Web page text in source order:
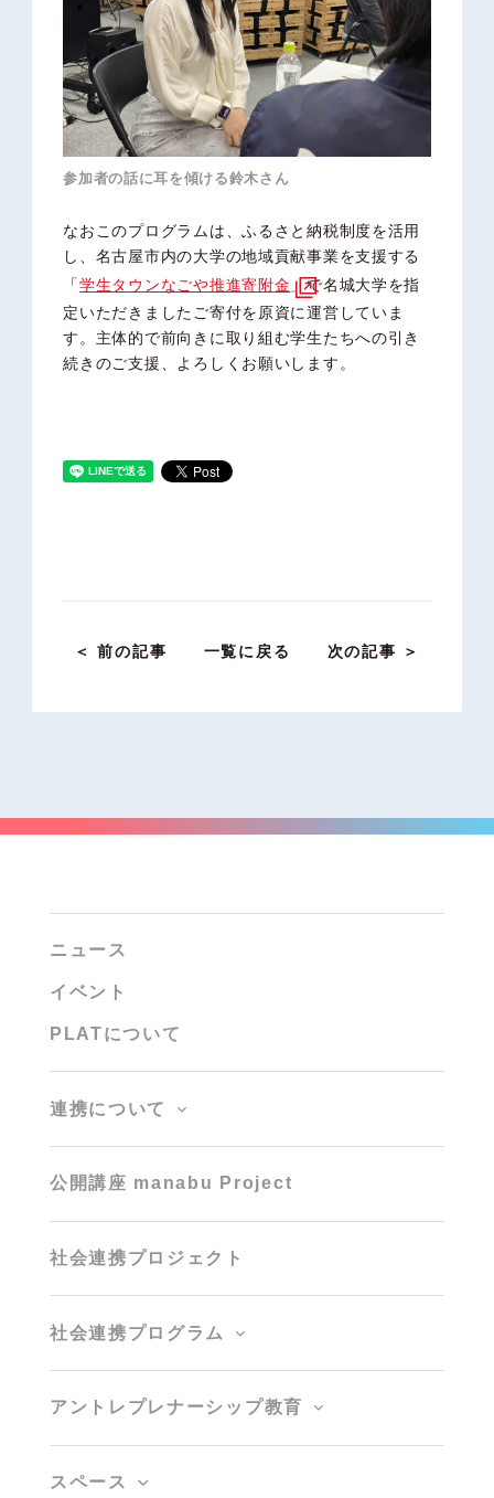
参加者の話に耳を傾ける鈴木さん
なおこのプログラムは、ふるさと納税制度を活用
し、名古屋市内の大学の地域貢献事業を支援する
「学生タウンなごや推進寄附金 」で名城大学を指
定いただきましたご寄付を原資に運営していま
す。主体的で前向きに取り組む学生たちへの引き
続きのご支援、よろしくお願いします。
＜ 前の記事 一覧に戻る 次の記事 ＞
ニュース
イベント
PLATについて
連携について
公開講座 manabu Project
社会連携プロジェクト
社会連携プログラム
アントレプレナーシップ教育
スペース